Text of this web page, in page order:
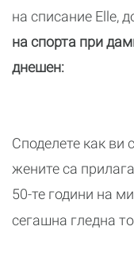
на списание Elle,
на спорта при
днешен:
Споделете как ви
жените са
50-те години на
сегашна гледна